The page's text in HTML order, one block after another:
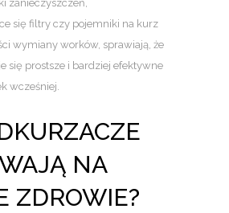
zanieczyszczeń,
się filtry czy pojemniki na kurz
wymiany worków, sprawiają, że
się prostsze i bardziej efektywne
wcześniej.
NA
ZDROWIE?